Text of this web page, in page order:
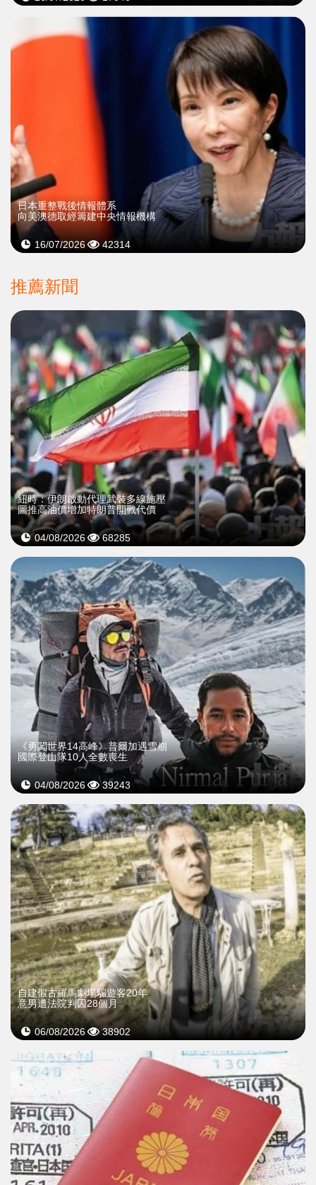
日本重整戰後情報體系
向美澳德取經籌建中央情報機構
16/07/2026 42314
推薦新聞
紐時：伊朗啟動代理武裝多線施壓
圖推高油價增加特朗普開戰代價
04/08/2026 68285
《勇闖世界14高峰》普爾加遇雪崩
國際登山隊10人全數喪生
04/08/2026 39243
自建假古羅馬劇場騙遊客20年
意男遭法院判囚28個月
06/08/2026 38902